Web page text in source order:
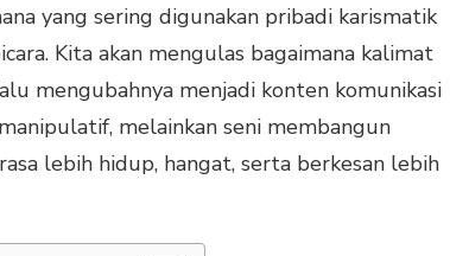
yang sering digunakan pribadi karismatik
Kita akan mengulas bagaimana kalimat
mengubahnya menjadi konten komunikasi
melainkan seni membangun
lebih hidup, hangat, serta berkesan lebih